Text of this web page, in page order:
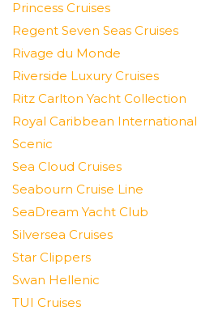
Princess Cruises
Regent Seven Seas Cruises
Rivage du Monde
Riverside Luxury Cruises
Ritz Carlton Yacht Collection
Royal Caribbean International
Scenic
Sea Cloud Cruises
Seabourn Cruise Line
SeaDream Yacht Club
Silversea Cruises
Star Clippers
Swan Hellenic
TUI Cruises